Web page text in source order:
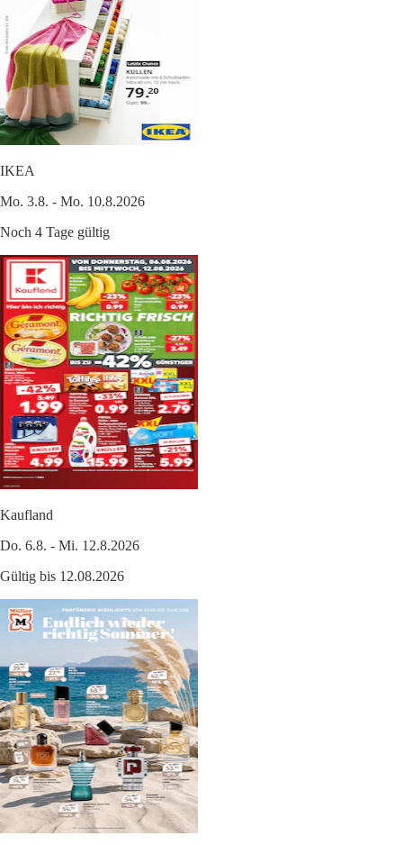
IKEA
Mo. 3.8. - Mo. 10.8.2026
Noch 4 Tage gültig
Kaufland
Do. 6.8. - Mi. 12.8.2026
Gültig bis 12.08.2026